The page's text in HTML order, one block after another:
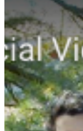
su más reciente
el cual...